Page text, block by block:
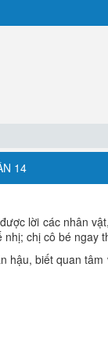
14
lời các nhân
chị cô bé ngay
hậu, biết quan tâm